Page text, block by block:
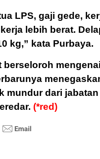
LPS, gaji gede,
lebih berat.
kg,” kata Purbaya.
berseloroh
mundur dari
(*red)